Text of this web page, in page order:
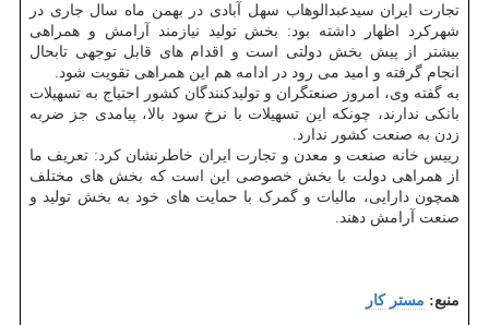
تجارت ایران سیدعبدالوهاب سهل آبادی در بهمن ماه سال جاری در
شهرکرد اظهار داشته بود: بخش تولید نیازمند آرامش و همراهی
بیشتر از پیش بخش دولتی است و اقدام های قابل توجهی تابحال
انجام گرفته و امید می رود در ادامه هم این همراهی تقویت شود.
به گفته وی، امروز صنعتگران و تولیدکنندگان کشور احتیاج به تسهیلات
بانکی ندارند، چونکه این تسهیلات با نرخ سود بالا، پیامدی جز ضربه
زدن به صنعت کشور ندارد.
رییس خانه صنعت و معدن و تجارت ایران خاطرنشان کرد: تعریف ما
از همراهی دولت با بخش خصوصی این است که بخش های مختلف
همچون دارایی، مالیات و گمرک با حمایت های خود به بخش تولید و
صنعت آرامش دهند.
منبع: مستر كار